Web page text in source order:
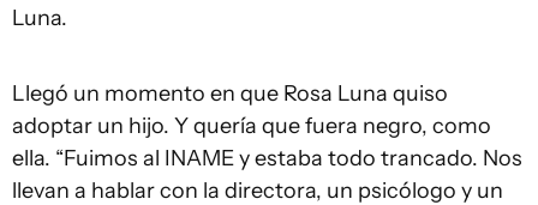
Luna.
Llegó un momento en que Rosa Luna quiso
adoptar un hijo. Y quería que fuera negro, como
ella. “Fuimos al INAME y estaba todo trancado. Nos
llevan a hablar con la directora, un psicólogo y un